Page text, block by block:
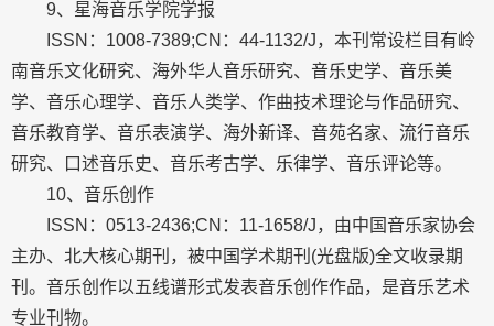
9、星海音乐学院学报
ISSN：1008-7389;CN：44-1132/J，本刊常设栏目有岭
南音乐文化研究、海外华人音乐研究、音乐史学、音乐美
学、音乐心理学、音乐人类学、作曲技术理论与作品研究、
音乐教育学、音乐表演学、海外新译、音苑名家、流行音乐
研究、口述音乐史、音乐考古学、乐律学、音乐评论等。
10、音乐创作
ISSN：0513-2436;CN：11-1658/J，由中国音乐家协会
主办、北大核心期刊，被中国学术期刊(光盘版)全文收录期
刊。音乐创作以五线谱形式发表音乐创作作品，是音乐艺术
专业刊物。